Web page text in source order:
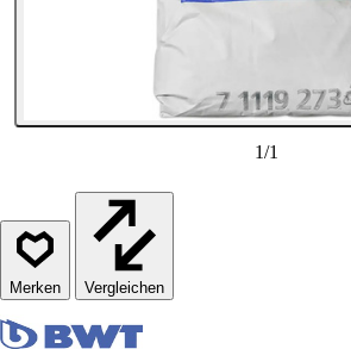
1/1
Vergleichen